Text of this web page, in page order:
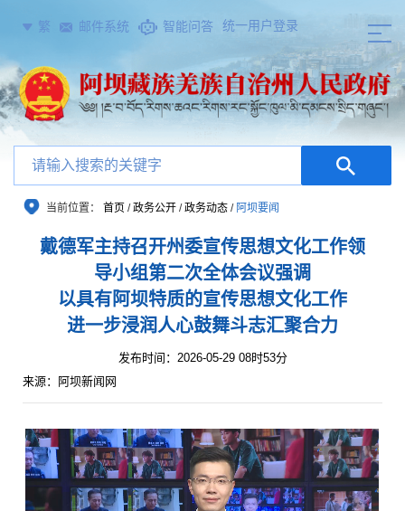
繁 邮件系统 智能问答 统一用户登录
当前位置： 首页 /政务公开 /政务动态 / 阿坝要闻
戴德军主持召开州委宣传思想文化工作领
导小组第二次全体会议强调
以具有阿坝特质的宣传思想文化工作
进一步浸润人心鼓舞斗志汇聚合力
发布时间：2026-05-29 08时53分
来源：阿坝新闻网